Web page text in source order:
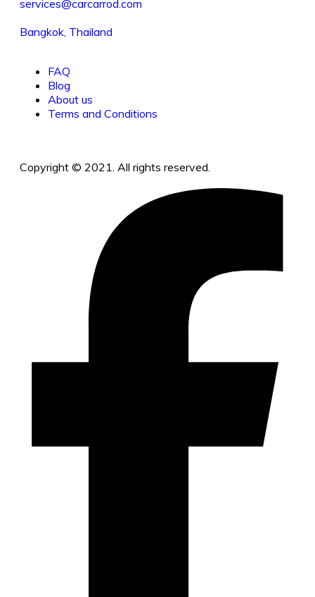
services@carcarrod.com
Bangkok, Thailand
FAQ
Blog
About us
Terms and Conditions
Copyright © 2021. All rights reserved.